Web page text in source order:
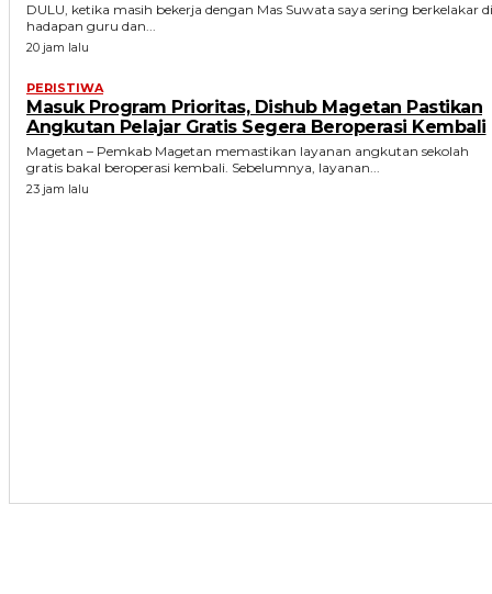
DULU, ketika masih bekerja dengan Mas Suwata saya sering berkelakar di
hadapan guru dan...
20 jam lalu
PERISTIWA
Masuk Program Prioritas, Dishub Magetan Pastikan
Angkutan Pelajar Gratis Segera Beroperasi Kembali
Magetan – Pemkab Magetan memastikan layanan angkutan sekolah
gratis bakal beroperasi kembali. Sebelumnya, layanan...
23 jam lalu